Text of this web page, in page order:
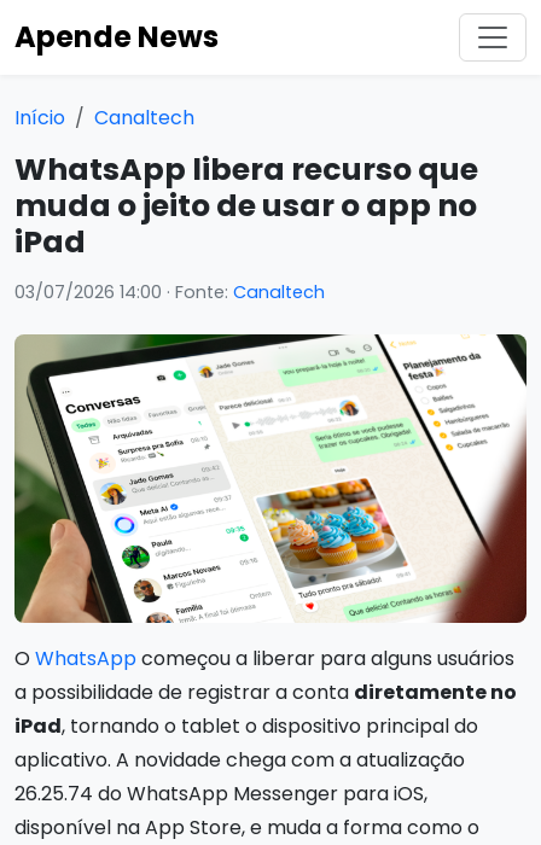
Apende News
Início Canaltech
WhatsApp libera recurso que
muda o jeito de usar o app no
iPad
03/07/2026 14:00 · Fonte: Canaltech
OWhatsAppcomeçou a liberar para alguns usuários
a possibilidade de registrar a conta diretamente no
iPad, tornando o tablet o dispositivo principal do
aplicativo. A novidade chega com a atualização
26.25.74 do WhatsApp Messenger para iOS,
disponível na App Store, e muda a forma como o